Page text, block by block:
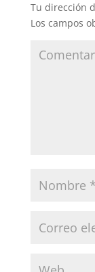
Tu dirección
Los campos